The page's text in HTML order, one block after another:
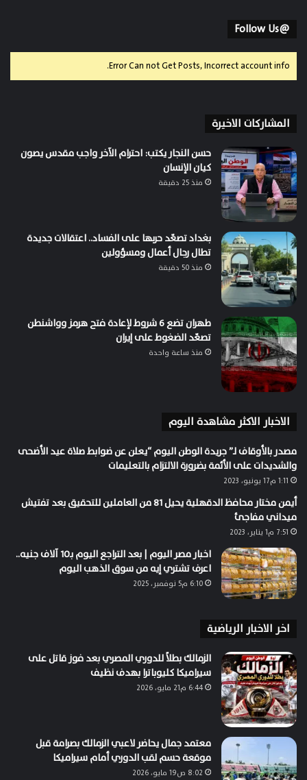
@Follow Us
Error Can not Get Posts, Incorrect account info.
المشاركات الاخيرة
حسن النجار يكتب: احترام الآخر واجب مقدس يصون
كيان الإنسان
منذ 25 دقيقة
بغداد تصعّد حربها على الفساد.. اعتقالات جديدة
تطال رجال أعمال ومسؤولين
منذ 50 دقيقة
طهران تضع 6 شروط لإعادة فتح هرمز وواشنطن
تصعّد الضغوط على إيران
منذ ساعة واحدة
الاخبار الاكثر مشاهدة اليوم
مصدر بالأوقاف لـ” جريدة الوطن اليوم “يعلن عن ضوابط صلاة عيد الأضحى
والشديدات على الأئمة بضرورة الالتزام بالتعليمات
1:11 م17 يونيو، 2023
أيمن مختار محافظ الدقهلية يحيل 81 من العاملين للتحقيق بعد تفتيش
ميداني مفاجئ
7:51 م1 يناير، 2023
اخبار مصر اليوم | بعد التراجع اليوم بـ10 آلاف جنيه..
اعرف تشتري إيه من سوق الذهب اليوم
6:10 م5 نوفمبر، 2025
اخر الاخبار الرياضية
الزمالك بطلاً للدوري المصري بعد فوز قاتل على
سيراميكا كليوباترا بهدف نظيف
6:44 م21 مايو، 2026
معتمد جمال يحاضر لاعبي الزمالك بصرامة قبل
موقعة حسم لقب الدوري أمام سيراميكا
8:02 ص19 مايو، 2026